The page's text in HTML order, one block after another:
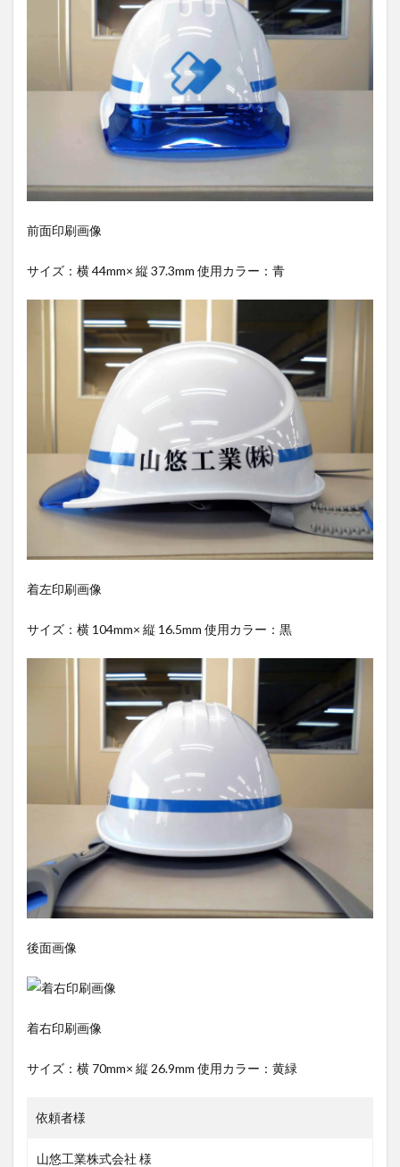
前面印刷画像
サイズ：横 44mm× 縦 37.3mm 使用カラー：青
着左印刷画像
サイズ：横 104mm× 縦 16.5mm 使用カラー：黒
後面画像
着右印刷画像
サイズ：横 70mm× 縦 26.9mm 使用カラー：黄緑
依頼者様
山悠工業株式会社 様